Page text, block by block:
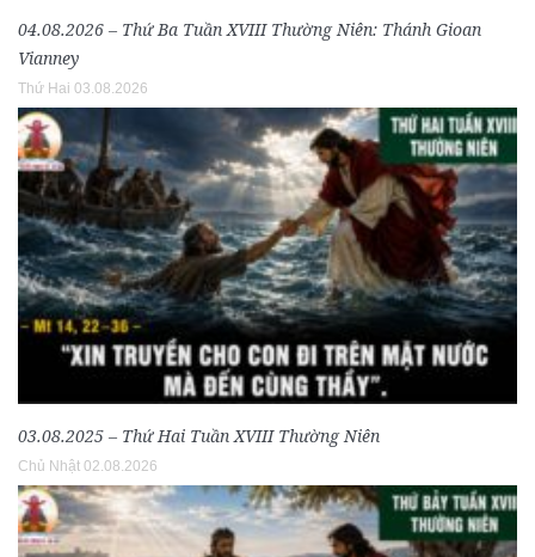
04.08.2026 – Thứ Ba Tuần XVIII Thường Niên: Thánh Gioan
Vianney
Thứ Hai 03.08.2026
03.08.2025 – Thứ Hai Tuần XVIII Thường Niên
Chủ Nhật 02.08.2026